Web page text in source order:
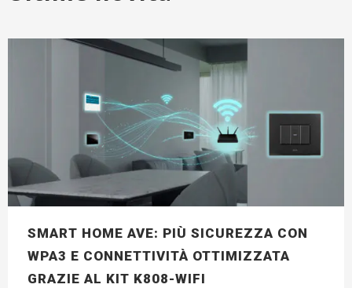
SMART HOME AVE: PIÙ SICUREZZA CON
WPA3 E CONNETTIVITÀ OTTIMIZZATA
GRAZIE AL KIT K808-WIFI